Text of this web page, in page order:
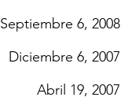
Septiembre 6, 2008
Diciembre 6, 2007
Abril 19, 2007